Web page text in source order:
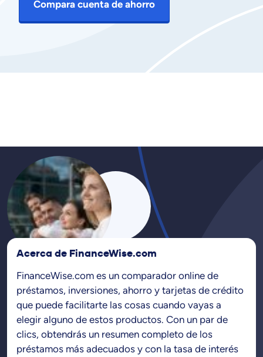
Compara cuenta de ahorro
Acerca de FinanceWise.com
FinanceWise.com es un comparador online de
préstamos, inversiones, ahorro y tarjetas de crédito
que puede facilitarte las cosas cuando vayas a
elegir alguno de estos productos. Con un par de
clics, obtendrás un resumen completo de los
préstamos más adecuados y con la tasa de interés